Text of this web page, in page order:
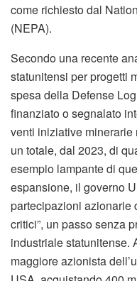
come richiesto dal
(NEPA).
Secondo una recente
statunitensi per progetti
spesa della Defense
finanziato o segnalato
venti iniziative
un totale, dal 2023, di
esempio lampante di
espansione, il governo
partecipazioni azionarie
critici”, un passo senza
industriale statunitense.
maggiore azionista